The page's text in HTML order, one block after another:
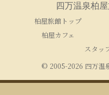
四万温泉柏
柏屋旅館トップ
柏屋カフェ
スタッ
© 2005-2026 四万温